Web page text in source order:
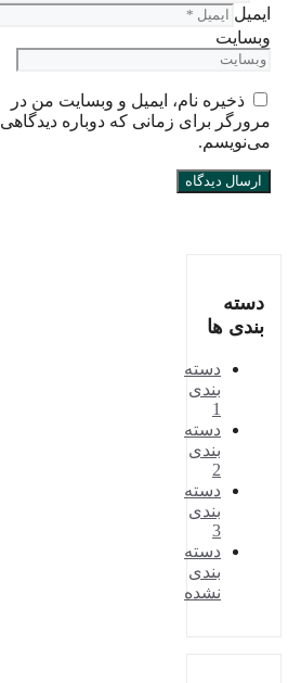
ایمیل
وبسایت
ذخیره نام، ایمیل و وبسایت من در
مرورگر برای زمانی که دوباره دیدگاهی
می‌نویسم.
دسته
بندی ها
دسته
بندی
1
دسته
بندی
2
دسته
بندی
3
دسته
بندی
نشده